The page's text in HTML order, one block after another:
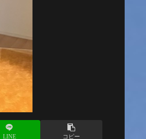
LINE コピー